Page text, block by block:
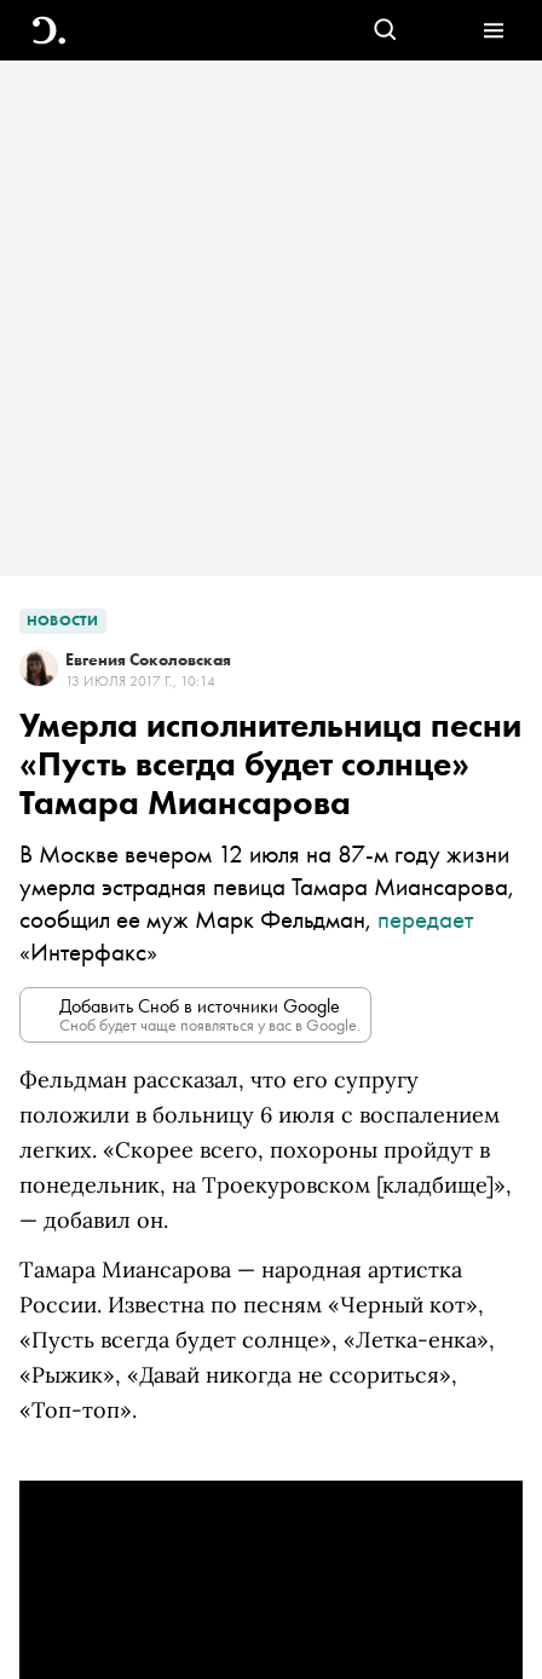
НОВОСТИ
Евгения Соколовская
13 ИЮЛЯ 2017 Г., 10:14
Умерла исполнительница песни
«Пусть всегда будет солнце»
Тамара Миансарова
В Москве вечером 12 июля на 87-м году жизни
умерла эстрадная певица Тамара Миансарова,
сообщил ее муж Марк Фельдман, передает
«Интерфакс»
Добавить Сноб в источники Google
Сноб будет чаще появляться у вас в Google.
Фельдман рассказал, что его супругу
положили в больницу 6 июля с воспалением
легких. «Скорее всего, похороны пройдут в
понедельник, на Троекуровском [кладбище]»,
— добавил он.
Тамара Миансарова — народная артистка
России. Известна по песням «Черный кот»,
«Пусть всегда будет солнце», «Летка-енка»,
«Рыжик», «Давай никогда не ссориться»,
«Топ-топ».